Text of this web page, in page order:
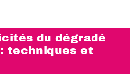
du dégradé
techniques et